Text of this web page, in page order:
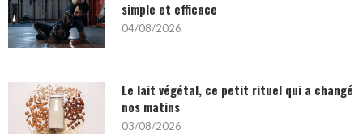
simple et efficace
04/08/2026
Le lait végétal, ce petit rituel qui a changé
nos matins
03/08/2026